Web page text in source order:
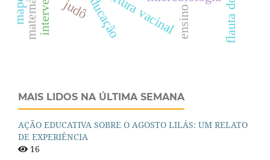
ensino flauta doce
educação
judô
MAIS LIDOS NA ÚLTIMA SEMANA
AÇÃO EDUCATIVA SOBRE O AGOSTO LILÁS: UM RELATO
DE EXPERIÊNCIA
16